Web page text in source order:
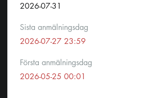
2026-07-31
Sista anmälningsdag
2026-07-27 23:59
Första anmälningsdag
2026-05-25 00:01